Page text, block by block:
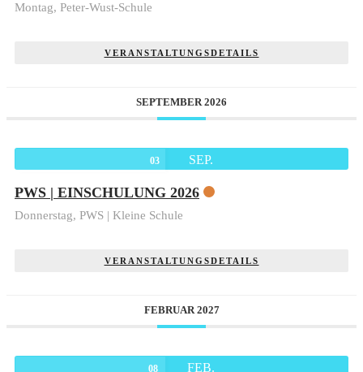
Montag, Peter-Wust-Schule
VERANSTALTUNGSDETAILS
SEPTEMBER 2026
03 SEP.
PWS | EINSCHULUNG 2026
Donnerstag, PWS | Kleine Schule
VERANSTALTUNGSDETAILS
FEBRUAR 2027
08 FEB.